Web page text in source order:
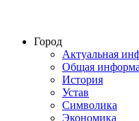
Город
Актуальная
Общая
История
Устав
Символика
Экономика